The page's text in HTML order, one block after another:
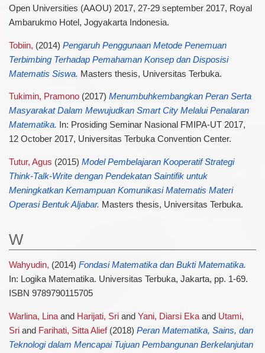
Open Universities (AAOU) 2017, 27-29 september 2017, Royal
Ambarukmo Hotel, Jogyakarta Indonesia.
Tobiin, (2014) Pengaruh Penggunaan Metode Penemuan
Terbimbing Terhadap Pemahaman Konsep dan Disposisi
Matematis Siswa. Masters thesis, Universitas Terbuka.
Tukimin, Pramono(2017) Menumbuhkembangkan Peran Serta
Masyarakat Dalam Mewujudkan Smart City Melalui Penalaran
Matematika. In: Prosiding Seminar Nasional FMIPA-UT 2017,
12 October 2017, Universitas Terbuka Convention Center.
Tutur, Agus (2015) Model Pembelajaran Kooperatif Strategi
Think-Talk-Write dengan Pendekatan Saintifik untuk
Meningkatkan Kemampuan Komunikasi Matematis Materi
Operasi Bentuk Aljabar. Masters thesis, Universitas Terbuka.
W
Wahyudin, (2014) Fondasi Matematika dan Bukti Matematika.
In: Logika Matematika. Universitas Terbuka, Jakarta, pp. 1-69.
ISBN 9789790115705
Warlina, Linaand Harijati, Sriand Yani, Diarsi Ekaand Utami,
Sriand Farihati, Sitta Alief(2018) Peran Matematika, Sains, dan
Teknologi dalam Mencapai Tujuan Pembangunan Berkelanjutan